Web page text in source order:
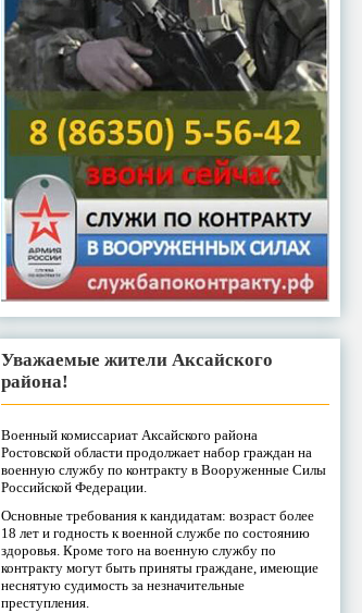
Уважаемые жители Аксайского
района!
Военный комиссариат Аксайского района
Ростовской области продолжает набор граждан на
военную службу по контракту в Вооруженные Силы
Российской Федерации.
Основные требования к кандидатам: возраст более
18 лет и годность к военной службе по состоянию
здоровья. Кроме того на военную службу по
контракту могут быть приняты граждане, имеющие
неснятую судимость за незначительные
преступления.